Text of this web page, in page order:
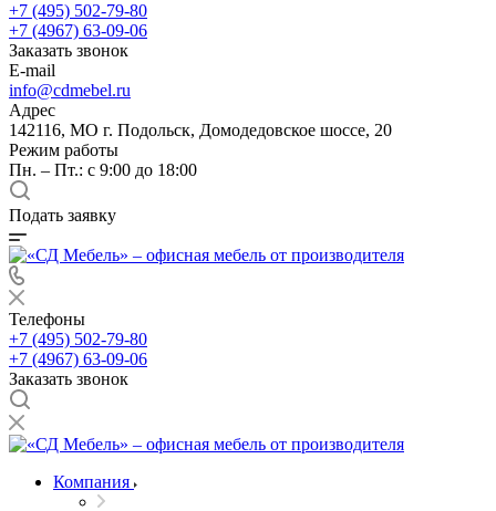
+7 (495) 502-79-80
+7 (4967) 63-09-06
Заказать звонок
E-mail
info@cdmebel.ru
Адрес
142116, МО г. Подольск, Домодедовское шоссе, 20
Режим работы
Пн. – Пт.: с 9:00 до 18:00
Подать заявку
Телефоны
+7 (495) 502-79-80
+7 (4967) 63-09-06
Заказать звонок
Компания